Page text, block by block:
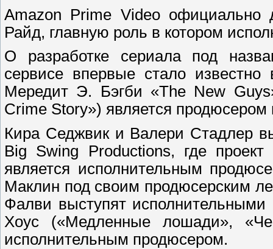
Amazon Prime Video
Райд, главную роль в котором
О разработке сериала под
сервисе впервые стало
Мередит Э. Бэгби «The New
Crime Story») является
Кира Седжвик и Валери Стадлер
Big Swing Productions, где проект
является исполнительным
Маклин под своим продюсерским
Фалви выступят
Хоус («Медленные лошади»,
исполнительным продюсером.